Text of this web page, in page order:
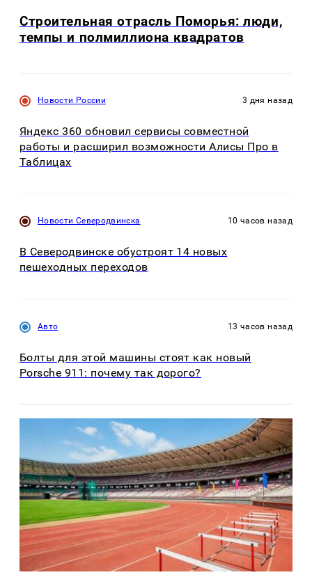
Строительная отрасль Поморья: люди,
темпы и полмиллиона квадратов
Новости России 3 дня назад
Яндекс 360 обновил сервисы совместной
работы и расширил возможности Алисы Про в
Таблицах
Новости Северодвинска 10 часов назад
В Северодвинске обустроят 14 новых
пешеходных переходов
Авто 13 часов назад
Болты для этой машины стоят как новый
Porsche 911: почему так дорого?